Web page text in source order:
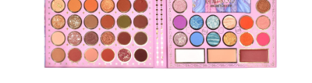
Diverse Casa
Incalzire si climatizare
Lumanari
Maturi, Perii, Mopuri si Galeti